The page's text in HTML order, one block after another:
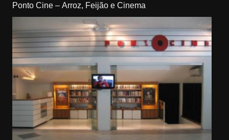
Ponto Cine – Arroz, Feijão e Cinema